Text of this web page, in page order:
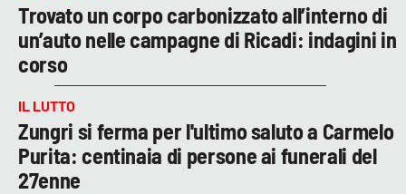
Trovato un corpo carbonizzato all’interno di
un’auto nelle campagne di Ricadi: indagini in
corso
IL LUTTO
Zungri si ferma per l'ultimo saluto a Carmelo
Purita: centinaia di persone ai funerali del
27enne